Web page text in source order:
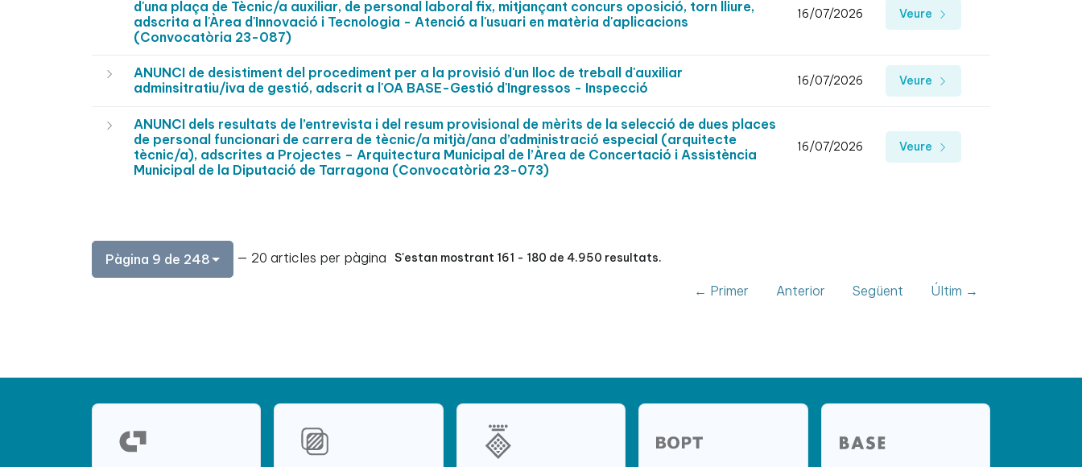
d'una plaça de Tècnic/a auxiliar, de personal laboral fix, mitjançant concurs oposició, torn lliure,
adscrita a l'Àrea d'Innovació i Tecnologia - Atenció a l'usuari en matèria d'aplicacions
(Convocatòria 23-087)
16/07/2026 Veure
ANUNCI de desistiment del procediment per a la provisió d'un lloc de treball d'auxiliar
adminsitratiu/iva de gestió, adscrit a l'OA BASE-Gestió d'Ingressos - Inspecció
16/07/2026 Veure
ANUNCI dels resultats de l’entrevista i del resum provisional de mèrits de la selecció de dues places
de personal funcionari de carrera de tècnic/a mitjà/ana d’administració especial (arquitecte
tècnic/a), adscrites a Projectes – Arquitectura Municipal de l’Àrea de Concertació i Assistència
Municipal de la Diputació de Tarragona (Convocatòria 23-073)
16/07/2026 Veure
Pàgina 9 de 248 — 20 articles per pàgina S'estan mostrant 161 - 180 de 4.950 resultats.
← Primer Anterior Següent Últim →